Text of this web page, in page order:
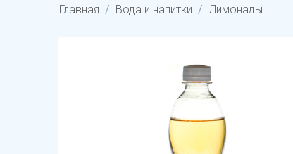
Главная / Вода и напитки / Лимонады